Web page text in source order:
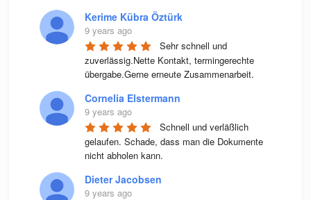
Kerime Kübra Öztürk
9 years ago
Sehr schnell und
zuverlässig.Nette Kontakt, termingerechte
übergabe.Gerne erneute Zusammenarbeit.
Cornelia Elstermann
9 years ago
Schnell und verläßlich
gelaufen. Schade, dass man die Dokumente
nicht abholen kann.
Dieter Jacobsen
9 years ago